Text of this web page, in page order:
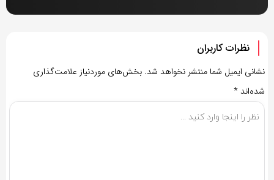
نظرات کاربران
نشانی ایمیل شما منتشر نخواهد شد. بخش‌های موردنیاز علامت‌گذاری
شده‌اند *